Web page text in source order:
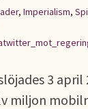
, Imperialism,
3
miljon